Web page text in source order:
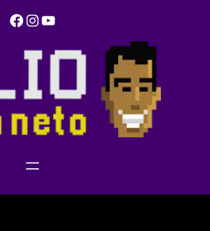
Facebook Instagram YouTube